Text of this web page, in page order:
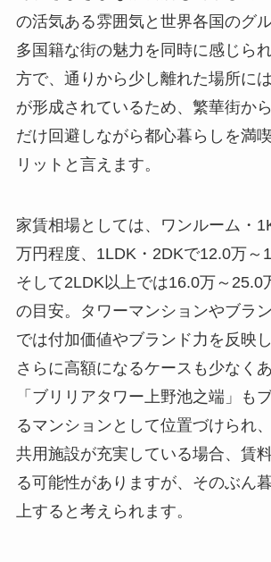
の活気ある雰囲気と世界各国のグ
多国籍な街の魅力を同時に感じら
方で、通りから少し離れた場所に
が形成されているため、繁華街か
だけ回避しながら都心暮らしを満
リットと言えます。
家賃相場としては、ワンルーム・
万円程度、1LDK・2DKで12.0万～
そして2LDK以上では16.0万～25.0
の目安。タワーマンションやブラ
では付加価値やブランド力を反映
さらに高額になるケースも少なくあ
「ブリリアタワー上野池之端」も
るマンションとして位置づけられ
共用施設が充実している場合、賃
る可能性がありますが、そのぶん
上すると考えられます。